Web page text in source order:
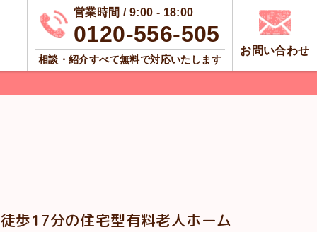
営業時間 / 9:00 - 18:00
0120-556-505
相談・紹介すべて無料で対応いたします
お問い合わせ
歩17分の住宅型有料老人ホーム